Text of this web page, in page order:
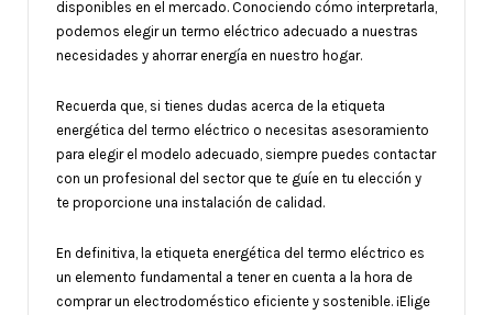
disponibles en el mercado. Conociendo cómo interpretarla,
podemos elegir un termo eléctrico adecuado a nuestras
necesidades y ahorrar energía en nuestro hogar.
Recuerda que, si tienes dudas acerca de la etiqueta
energética del termo eléctrico o necesitas asesoramiento
para elegir el modelo adecuado, siempre puedes contactar
con un profesional del sector que te guíe en tu elección y
te proporcione una instalación de calidad.
En definitiva, la etiqueta energética del termo eléctrico es
un elemento fundamental a tener en cuenta a la hora de
comprar un electrodoméstico eficiente y sostenible. ¡Elige